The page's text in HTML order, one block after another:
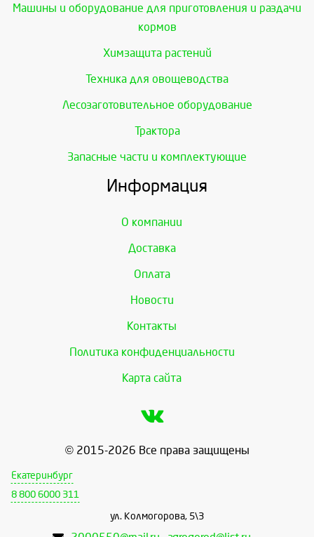
Машины и оборудование для приготовления и раздачи
кормов
Химзащита растений
Техника для овощеводства
Лесозаготовительное оборудование
Трактора
Запасные части и комплектующие
Информация
О компании
Доставка
Оплата
Новости
Контакты
Политика конфиденциальности
Карта сайта
© 2015-2026 Все права защищены
Екатеринбург
8 800 6000 311
ул. Колмогорова, 5\3